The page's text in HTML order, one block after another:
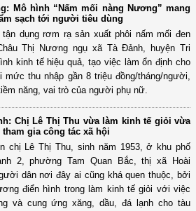
Mô hình “Nấm mối nàng Nương” mang
sạch tới người tiêu dùng
tận dụng rơm rạ sản xuất phôi nấm mối đen
Thị Nương ngụ xã Tà Đảnh, huyện Tri
kinh tế hiệu quả, tạo việc làm ổn định cho
thu nhập gần 8 triệu đồng/tháng/người,
năng, vai trò của người phụ nữ.
Chị Lê Thị Thu vừa làm kinh tế giỏi vừa
gia công tác xã hội
chị Lê Thị Thu, sinh năm 1953, ở khu phố
2, phường Tam Quan Bắc, thị xã Hoài
dân nơi đây ai cũng khá quen thuộc, bởi
điển hình trong làm kinh tế giỏi với việc
và cung ứng xăng, dầu, đá lạnh cho tàu